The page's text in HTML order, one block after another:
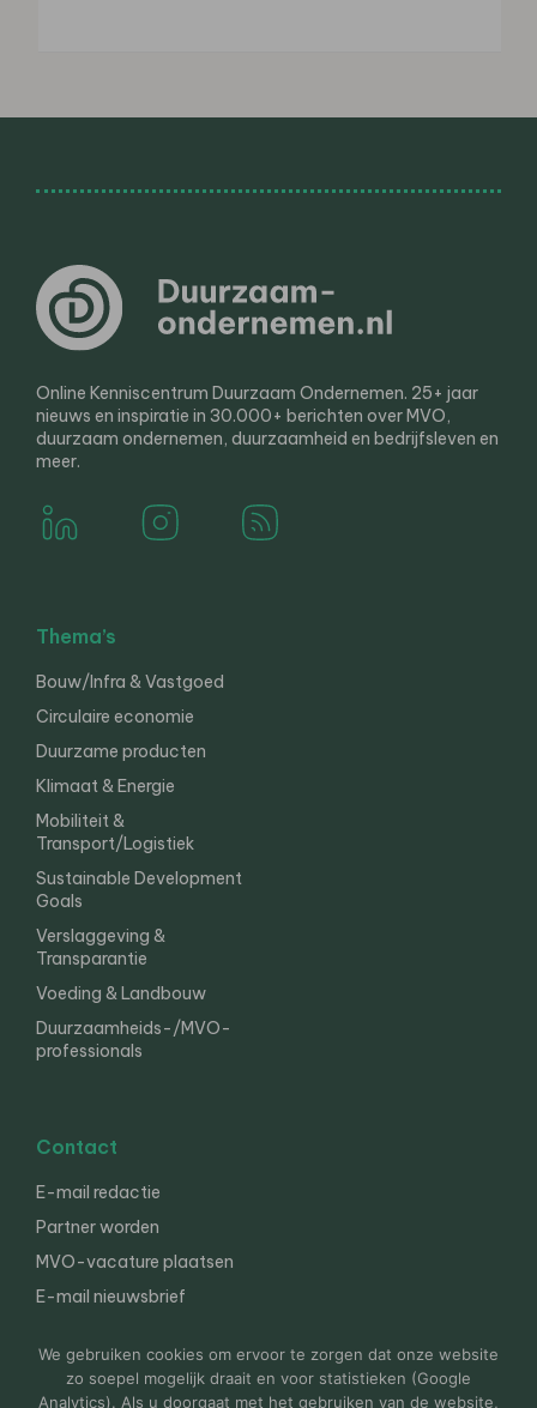
Online Kenniscentrum Duurzaam Ondernemen. 25+ jaar
nieuws en inspiratie in 30.000+ berichten over MVO,
duurzaam ondernemen, duurzaamheid en bedrijfsleven en
meer.
Thema’s
Bouw/Infra & Vastgoed
Circulaire economie
Duurzame producten
Klimaat & Energie
Mobiliteit &
Transport/Logistiek
Sustainable Development
Goals
Verslaggeving &
Transparantie
Voeding & Landbouw
Duurzaamheids-/MVO-
professionals
Contact
E-mail redactie
Partner worden
MVO-vacature plaatsen
E-mail nieuwsbrief
We gebruiken cookies om ervoor te zorgen dat onze website
zo soepel mogelijk draait en voor statistieken (Google
Analytics). Als u doorgaat met het gebruiken van de website,